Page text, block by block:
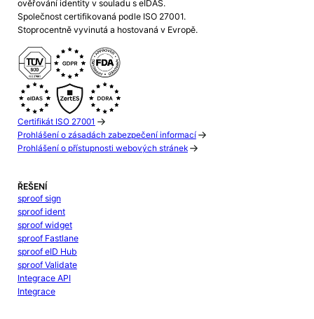
ověřování identity v souladu s eIDAS.
Společnost certifikovaná podle ISO 27001.
Stoprocentně vyvinutá a hostovaná v Evropě.
Certifikát ISO 27001
Prohlášení o zásadách zabezpečení informací
Prohlášení o přístupnosti webových stránek
ŘEŠENÍ
sproof sign
sproof ident
sproof widget
sproof Fastlane
sproof eID Hub
sproof Validate
Integrace API
Integrace